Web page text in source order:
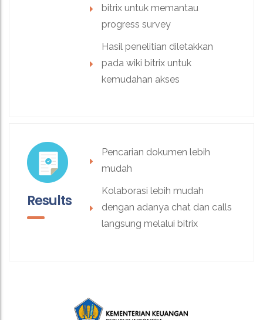
bitrix untuk memantau
progress survey
Hasil penelitian diletakkan
pada wiki bitrix untuk
kemudahan akses
Results
Pencarian dokumen lebih
mudah
Kolaborasi lebih mudah
dengan adanya chat dan calls
langsung melalui bitrix